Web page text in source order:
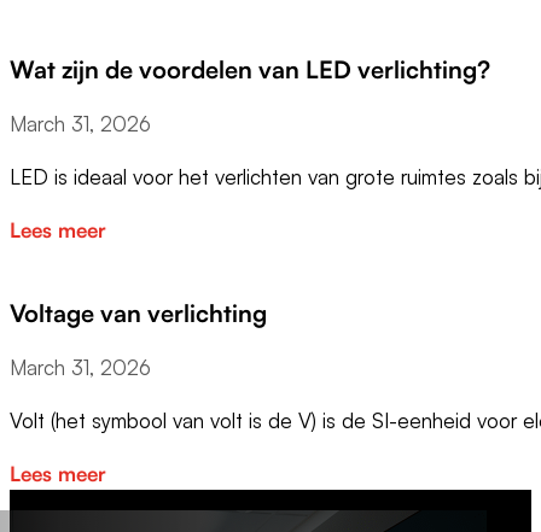
Wat zijn de voordelen van LED verlichting?
March 31, 2026
LED is ideaal voor het verlichten van grote ruimtes zoals
Lees meer
Voltage van verlichting
March 31, 2026
Volt (het symbool van volt is de V) is de SI-eenheid voor
Lees meer